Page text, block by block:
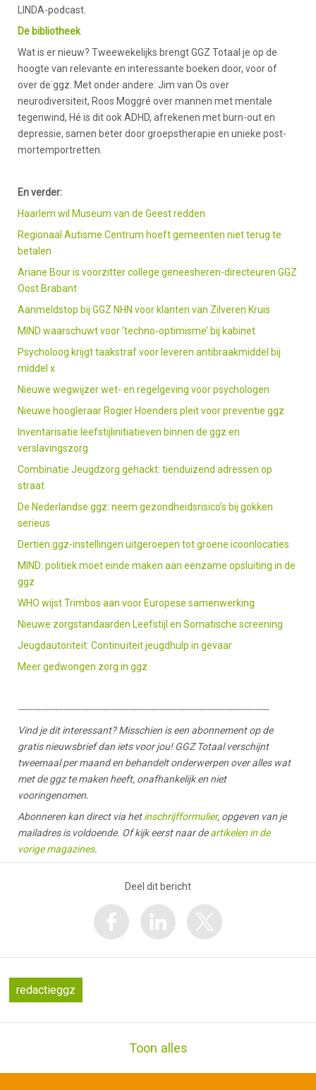
LINDA-podcast.
De bibliotheek
Wat is er nieuw? Tweewekelijks brengt GGZ Totaal je op de
hoogte van relevante en interessante boeken door, voor of
over de ggz. Met onder andere: Jim van Os over
neurodiversiteit, Roos Moggré over mannen met mentale
tegenwind, Hé is dit ook ADHD, afrekenen met burn-out en
depressie, samen beter door groepstherapie en unieke post-
mortemportretten.
En verder:
Haarlem wil Museum van de Geest redden
Regionaal Autisme Centrum hoeft gemeenten niet terug te
betalen
Ariane Bour is voorzitter college geneesheren-directeuren GGZ
Oost Brabant
Aanmeldstop bij GGZ NHN voor klanten van Zilveren Kruis
MIND waarschuwt voor ‘techno-optimisme’ bij kabinet
Psycholoog krijgt taakstraf voor leveren antibraakmiddel bij
middel x
Nieuwe wegwijzer wet- en regelgeving voor psychologen
Nieuwe hoogleraar Rogier Hoenders pleit voor preventie ggz
Inventarisatie leefstijlinitiatieven binnen de ggz en
verslavingszorg
Combinatie Jeugdzorg gehackt: tienduizend adressen op
straat
De Nederlandse ggz: neem gezondheidsrisico’s bij gokken
serieus
Dertien ggz-instellingen uitgeroepen tot groene icoonlocaties
MIND: politiek moet einde maken aan eenzame opsluiting in de
ggz
WHO wijst Trimbos aan voor Europese samenwerking
Nieuwe zorgstandaarden Leefstijl en Somatische screening
Jeugdautoriteit: Continuïteit jeugdhulp in gevaar
Meer gedwongen zorg in ggz
-----------------------------------------------------------------------------------------
Vind je dit interessant? Misschien is een abonnement op de
gratis nieuwsbrief dan iets voor jou! GGZ Totaal verschijnt
tweemaal per maand en behandelt onderwerpen over alles wat
met de ggz te maken heeft, onafhankelijk en niet
vooringenomen.
Abonneren kan direct via hetinschrijfformulier, opgeven van je
mailadres is voldoende. Of kijk eerst naar deartikelen in de
vorige magazines.
Deel dit bericht
redactieggz
Toon alles